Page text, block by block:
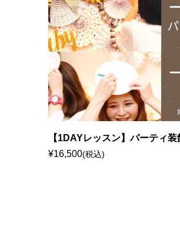
【1DAYレッスン】パーティ
¥16,500(税込)